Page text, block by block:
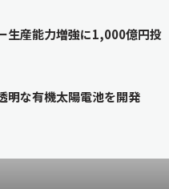
生産能力増強に1,000億円投
な有機太陽電池を開発